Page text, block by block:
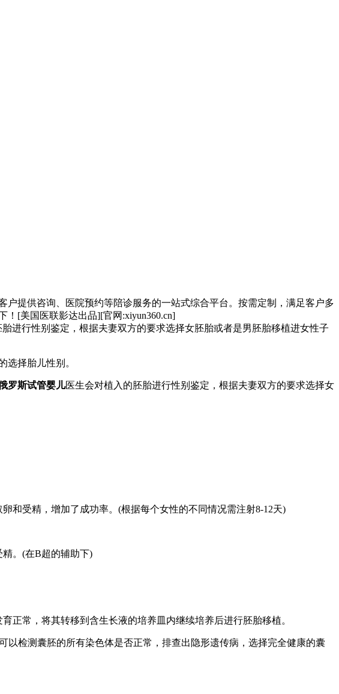
提供咨询、医院预约等陪诊服务的一站式综合平台。按需定制，满足客户多
！[美国医联影达出品][官网:xiyun360.cn]
进行性别鉴定，根据夫妻双方的要求选择女胚胎或者是男胚胎移植进女性子
选择胎儿性别。
罗斯试管婴儿医生会对植入的胚胎进行性别鉴定，根据夫妻双方的要求选择女
和受精，增加了成功率。(根据每个女性的不同情况需注射8-12天)
。(在B超的辅助下)
正常，将其转移到含生长液的培养皿内继续培养后进行胚胎移植。
以检测囊胚的所有染色体是否正常，排查出隐形遗传病，选择完全健康的囊